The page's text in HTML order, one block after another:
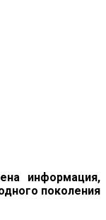
информация,
поколения